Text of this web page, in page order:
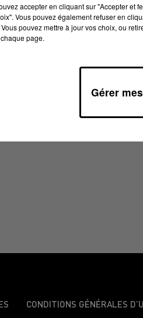
2025 À 16H36
CONDITIONS GÉNÉRALES
accepter en cliquant sur "Accepter et
Vous pouvez également refuser en
pouvez mettre à jour vos choix, ou
page.
Gérer